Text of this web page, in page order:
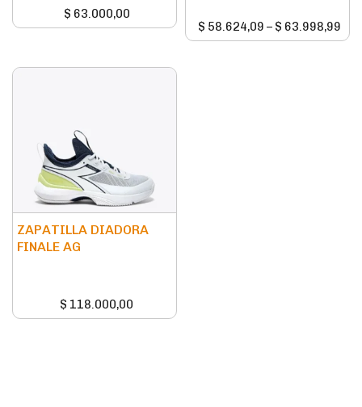
$ 63.000,00
$ 58.624,09 – $ 63.998,99
ZAPATILLA DIADORA
FINALE AG
$ 118.000,00